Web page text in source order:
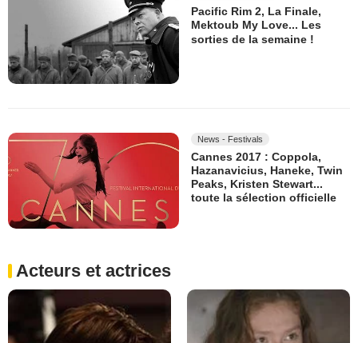
Pacific Rim 2, La Finale,
Mektoub My Love... Les
sorties de la semaine !
News - Festivals
Cannes 2017 : Coppola,
Hazanavicius, Haneke, Twin
Peaks, Kristen Stewart...
toute la sélection officielle
Acteurs et actrices